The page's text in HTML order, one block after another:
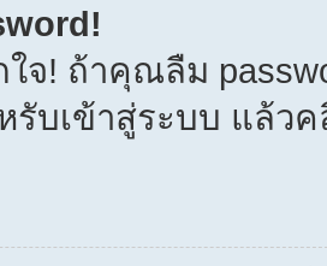
ใจ! ถ้าคุณลืม
รับเข้าสู่ระบบ แล้ว